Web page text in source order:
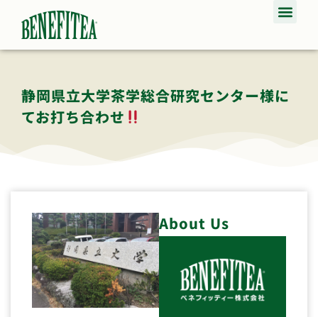
静岡県立大学茶学総合研究センター様に
てお打ち合わせ
About Us